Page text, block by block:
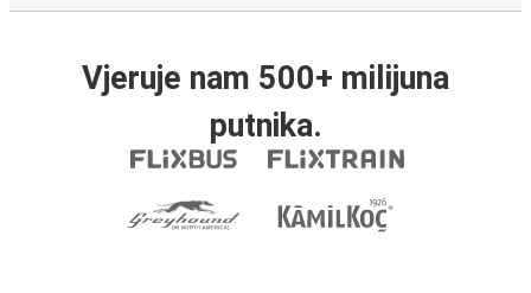
Vjeruje nam 500+ milijuna
putnika.